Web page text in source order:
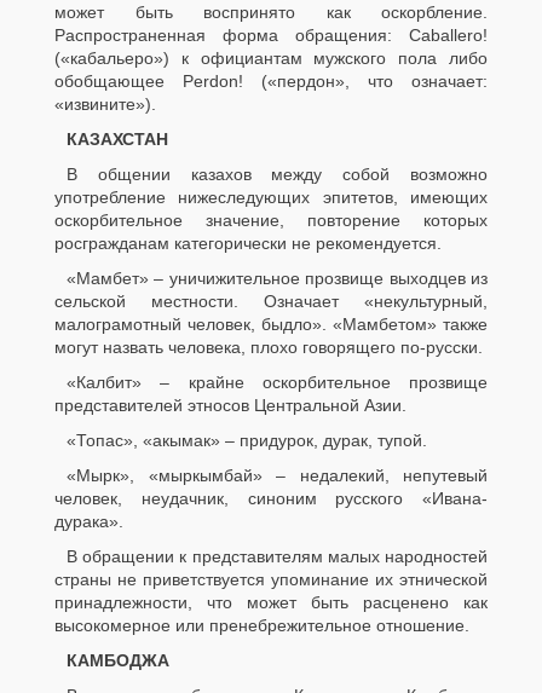
может быть воспринято как оскорбление.
Распространенная форма обращения: Caballero!
(«кабальеро») к официантам мужского пола либо
обобщающее Perdon! («пердон», что означает:
«извините»).
КАЗАХСТАН
В общении казахов между собой возможно
употребление нижеследующих эпитетов, имеющих
оскорбительное значение, повторение которых
росгражданам категорически не рекомендуется.
«Мамбет» – уничижительное прозвище выходцев из
сельской местности. Означает «некультурный,
малограмотный человек, быдло». «Мамбетом» также
могут назвать человека, плохо говорящего по-русски.
«Калбит» – крайне оскорбительное прозвище
представителей этносов Центральной Азии.
«Топас», «акымак» – придурок, дурак, тупой.
«Мырк», «мыркымбай» – недалекий, непутевый
человек, неудачник, синоним русского «Ивана-
дурака».
В обращении к представителям малых народностей
страны не приветствуется упоминание их этнической
принадлежности, что может быть расценено как
высокомерное или пренебрежительное отношение.
КАМБОДЖА